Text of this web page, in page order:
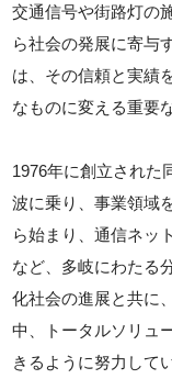
交通信号や街路灯の
ら社会の発展に寄与
は、その信頼と実績
なものに変える重要
1976年に創立された
波に乗り、事業領域
ら始まり、通信ネッ
など、多岐にわたる
化社会の進展と共に
中、トータルソリュ
きるように努力して